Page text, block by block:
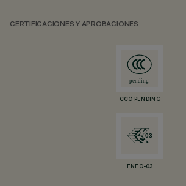
CERTIFICACIONES Y APROBACIONES
CCC PENDING
ENEC-03